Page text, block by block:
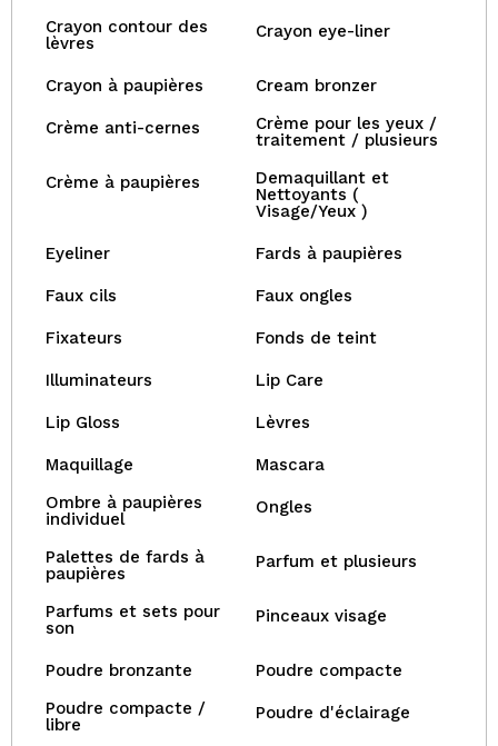
Crayon contour des
lèvres
Crayon eye-liner
Crayon à paupières Cream bronzer
Crème anti-cernes
Crème pour les yeux /
traitement / plusieurs
Crème à paupières
Demaquillant et
Nettoyants (
Visage/Yeux )
Eyeliner Fards à paupières
Faux cils Faux ongles
Fixateurs Fonds de teint
Illuminateurs Lip Care
Lip Gloss Lèvres
Maquillage
Mascara
Ombre à paupières
individuel
Ongles
Palettes de fards à
paupières
Parfum et plusieurs
Parfums et sets pour
son
Pinceaux visage
Poudre bronzante
Poudre compacte
Poudre compacte /
libre
Poudre d'éclairage